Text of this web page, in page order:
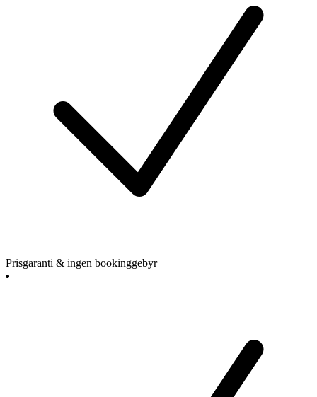
Prisgaranti & ingen bookinggebyr